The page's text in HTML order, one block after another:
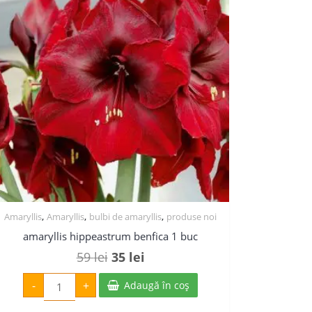
Amaryllis,Amaryllis, bulbi de amaryllis, produse noi
amaryllis hippeastrum benfica 1 buc
59lei Prețul
inițial
a
35 leiPrețul
curent
este:
-
Cantitate
amaryllis
hippeastrum
+ Adaugă în coș